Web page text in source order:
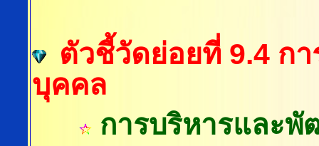
ตัวชี้วัดย่อยที่ 9.4 ก
บุคคล
การบริหารและ